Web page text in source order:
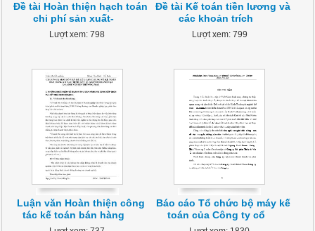
Đề tài Hoàn thiện hạch toán
chi phí sản xuất-
Lượt xem: 798
Đề tài Kế toán tiền lương và
các khoản trích
Lượt xem: 799
Luận văn Hoàn thiện công
tác kế toán bán hàng
Báo cáo Tổ chức bộ máy kế
toán của Công ty cổ